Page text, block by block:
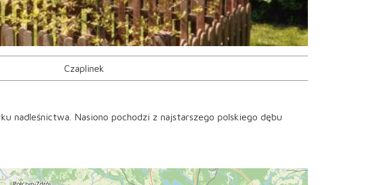
Czaplinek
nadleśnictwa. Nasiono pochodzi z najstarszego polskiego dębu